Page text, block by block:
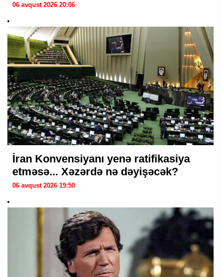
06 avqust 2026 20:06
İran Konvensiyanı yenə ratifikasiya
etməsə... Xəzərdə nə dəyişəcək?
06 avqust 2026 19:50